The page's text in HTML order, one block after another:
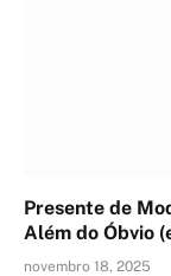
Presente de
Além do Óbvio
novembro 18, 2025